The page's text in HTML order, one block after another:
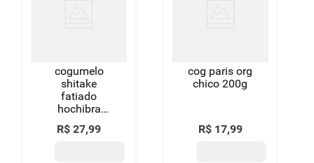
cogumelo
shitake
fatiado
hochibra
200gramas
R$ 27,99
cog paris org
chico 200g
R$ 17,99